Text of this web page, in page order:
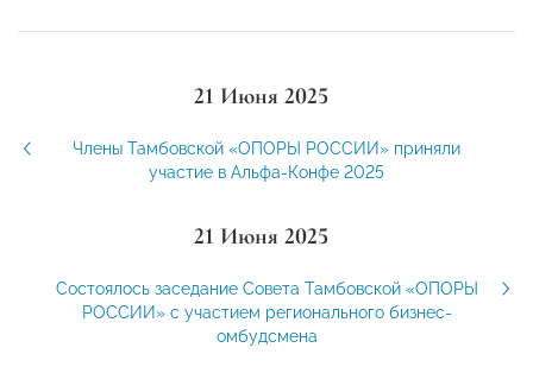
21 Июня 2025
Члены Тамбовской «ОПОРЫ РОССИИ» приняли
участие в Альфа-Конфе 2025
21 Июня 2025
Состоялось заседание Совета Тамбовской «ОПОРЫ
РОССИИ» с участием регионального бизнес-
омбудсмена